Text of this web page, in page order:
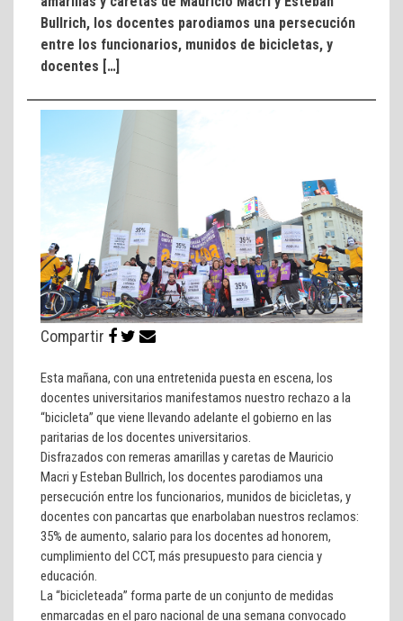
Bullrich, los docentes parodiamos una persecución
entre los funcionarios, munidos de bicicletas, y
docentes […]
Compartir
Esta mañana, con una entretenida puesta en escena, los
docentes universitarios manifestamos nuestro rechazo a la
“bicicleta” que viene llevando adelante el gobierno en las
paritarias de los docentes universitarios.
Disfrazados con remeras amarillas y caretas de Mauricio
Macri y Esteban Bullrich, los docentes parodiamos una
persecución entre los funcionarios, munidos de bicicletas, y
docentes con pancartas que enarbolaban nuestros reclamos:
35% de aumento, salario para los docentes ad honorem,
cumplimiento del CCT, más presupuesto para ciencia y
educación.
La “bicicleteada” forma parte de un conjunto de medidas
enmarcadas en el paro nacional de una semana convocado